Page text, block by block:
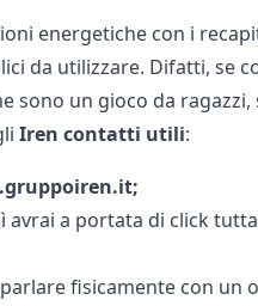
energetiche con i
da utilizzare. Difatti, se
sono un gioco da
Iren contatti utili:
a portata di click
fisicamente con un